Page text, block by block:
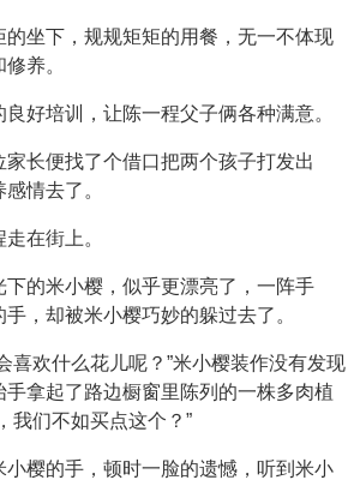
的坐下，规规矩矩的用餐，无一不体现
养。
好培训，让陈一程父子俩各种满意。
家长便找了个借口把两个孩子打发出
情去了。
在街上。
下的米小樱，似乎更漂亮了，一阵手
，却被米小樱巧妙的躲过去了。
喜欢什么花儿呢？”米小樱装作没有发现
手拿起了路边橱窗里陈列的一株多肉植
我们不如买点这个？”
小樱的手，顿时一脸的遗憾，听到米小